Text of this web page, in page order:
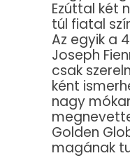
Ezúttal két
túl fiatal
Az egyik a
Joseph
csak
ként
nagy
Golden
magának